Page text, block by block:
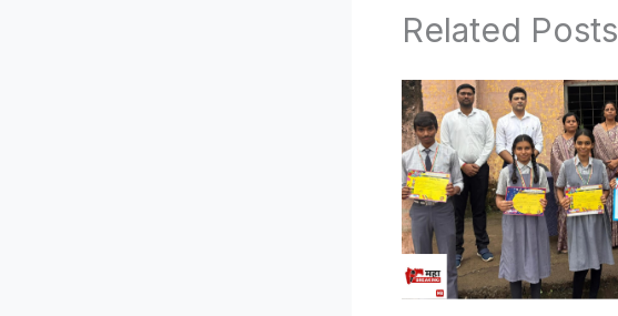
Related Posts